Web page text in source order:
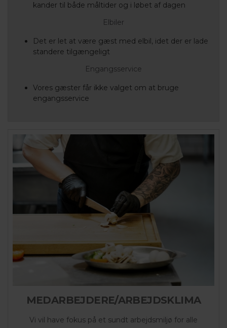
kander til både måltider og i løbet af dagen
Elbiler
Det er let at være gæst med elbil, idet der er lade
standere tilgængeligt
Engangsservice
Vores gæster får ikke valget om at bruge
engangsservice
MEDARBEJDERE/ARBEJDSKLIMA
Vi vil have fokus på et sundt arbejdsmiljø for alle